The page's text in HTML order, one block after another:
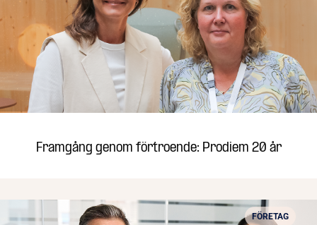
Framgång genom förtroende: Prodiem 20 år
FÖRETAG